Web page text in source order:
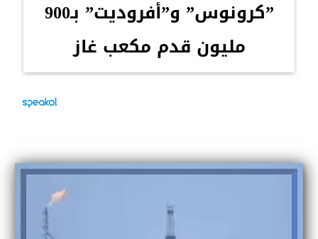
”كرونوس” و”أفروديت” بـ900
مليون قدم مكعب غاز